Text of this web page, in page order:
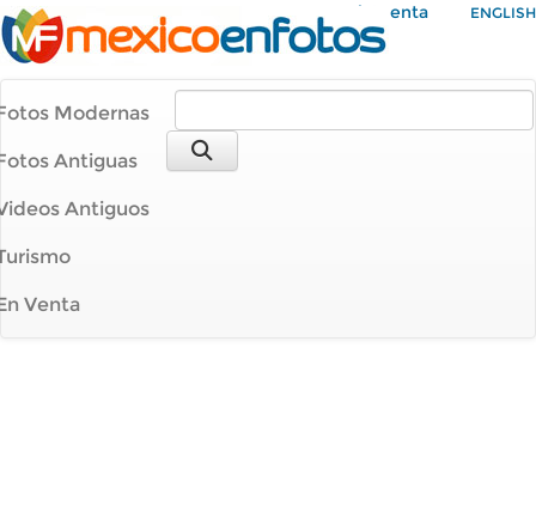
Mi Cuenta ENGLISH
Modernas
Antiguas
Antiguos
Venta